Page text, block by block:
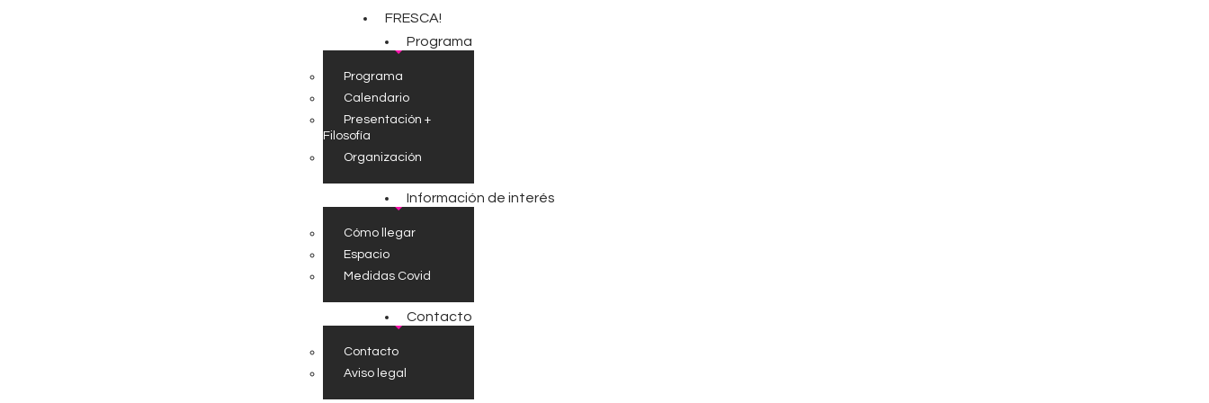
FRESCA!
Programa
Programa
Calendario
Presentación +
Filosofía
Organización
Información de interés
Cómo llegar
Espacio
Medidas Covid
Contacto
Contacto
Aviso legal
FRESCA!
Información de interés
Contacto